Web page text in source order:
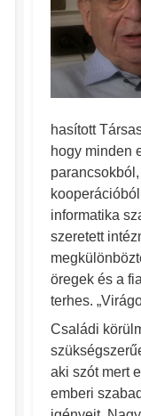
hasított
hogy minden
informatika
szeretett
öregek és a
terhes.
Családi
aki szót mert
emberi